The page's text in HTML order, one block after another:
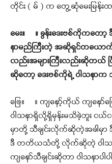
တိုင်း ( မ် ) က တွေ့ဆုံမေးမြန်းထ
မေး။ ။ ခွန်းဒေးဗစ်ကိုကတော့
နာမည်ကြီးတဲ့ အဆိုရှင်တယော
လည်းအများကြီးလည်းဆိုတယ် ပ
ဆိုတော့ ဒေးဗစ်ကိုရဲ့ဝါသနာ
ဖြေ။ ။ ကျနော့်ကိုယ် ကျနော်ပ
ဝါသနာရှိလို့ရှိမှန်းမသိခဲ့ဘူး ငယ်
မှာတို့ သီချင်းလိုက်ဆိုတဲ့အခါမှာ
ဒီ တတိယသံတို့ လိုက်ဆိုတဲ့ ဝါသန
ကျနော်သီချင်းဆိုတာ ဝါသနာပါ